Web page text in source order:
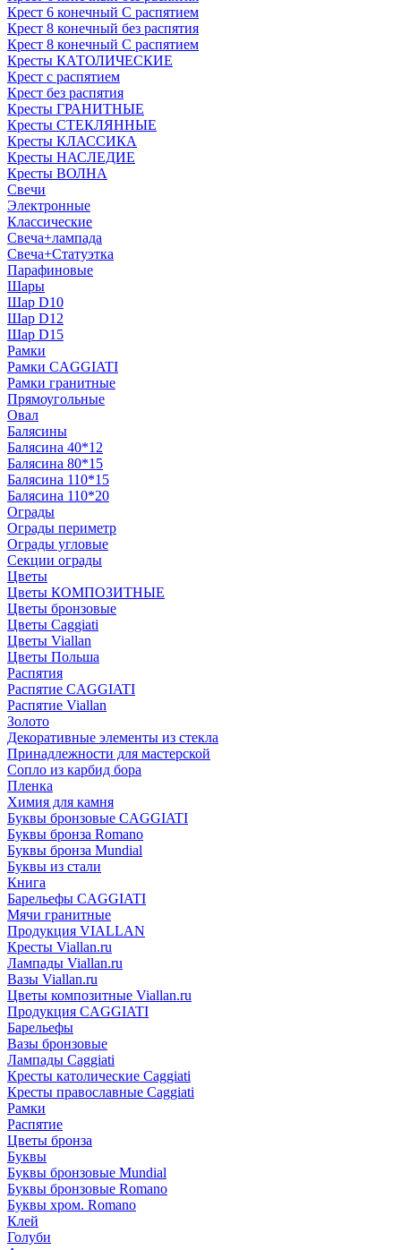
Крест 6 конечный С распятием
Крест 8 конечный без распятия
Крест 8 конечный С распятием
Кресты КАТОЛИЧЕСКИЕ
Крест с распятием
Крест без распятия
Кресты ГРАНИТНЫЕ
Кресты СТЕКЛЯННЫЕ
Кресты КЛАССИКА
Кресты НАСЛЕДИЕ
Кресты ВОЛНА
Свечи
Электронные
Классические
Свеча+лампада
Свеча+Статуэтка
Парафиновые
Шары
Шар D10
Шар D12
Шар D15
Рамки
Рамки CAGGIATI
Рамки гранитные
Прямоугольные
Овал
Балясины
Балясина 40*12
Балясина 80*15
Балясина 110*15
Балясина 110*20
Ограды
Ограды периметр
Ограды угловые
Секции ограды
Цветы
Цветы КОМПОЗИТНЫЕ
Цветы бронзовые
Цветы Caggiati
Цветы Viallan
Цветы Польша
Распятия
Распятие CAGGIATI
Распятие Viallan
Золото
Декоративные элементы из стекла
Принадлежности для мастерской
Сопло из карбид бора
Пленка
Химия для камня
Буквы бронзовые CAGGIATI
Буквы бронза Romano
Буквы бронза Mundial
Буквы из стали
Книга
Барельефы CAGGIATI
Мячи гранитные
Продукция VIALLAN
Кресты Viallan.ru
Лампады Viallan.ru
Вазы Viallan.ru
Цветы композитные Viallan.ru
Продукция CAGGIATI
Барельефы
Вазы бронзовые
Лампады Caggiati
Кресты католические Caggiati
Кресты православные Caggiati
Рамки
Распятие
Цветы бронза
Буквы
Буквы бронзовые Mundial
Буквы бронзовые Romano
Буквы хром. Romano
Клей
Голуби